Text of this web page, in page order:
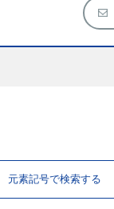
元素記号で検索する